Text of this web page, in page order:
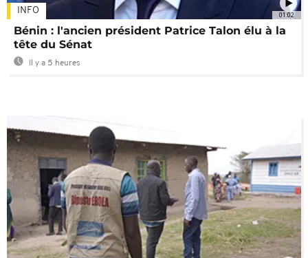
01:02
INFO
Bénin : l'ancien président Patrice Talon élu à la
tête du Sénat
Il y a 5 heures